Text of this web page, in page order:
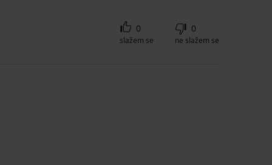
0
slažem se
0
ne slažem se